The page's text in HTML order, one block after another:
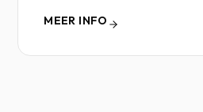
MEER INFO